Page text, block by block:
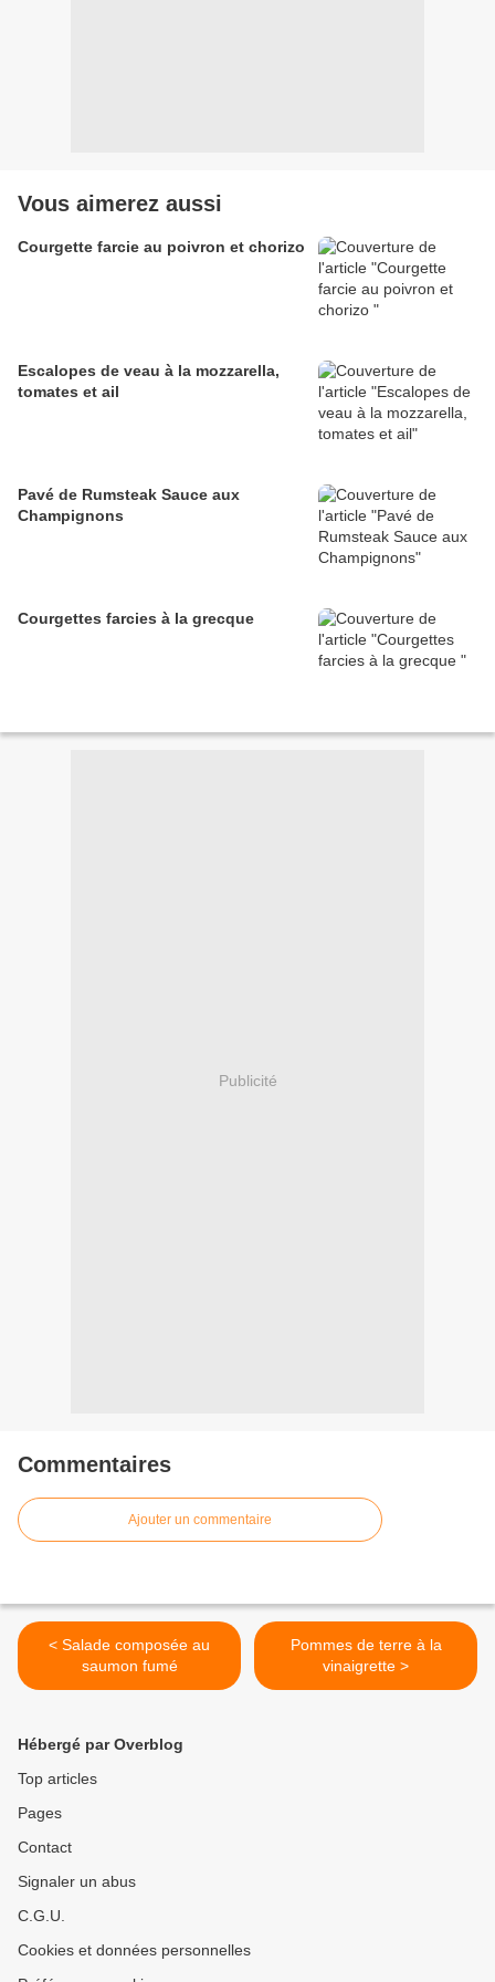
Vous aimerez aussi
Courgette farcie au poivron et chorizo
Escalopes de veau à la mozzarella,
tomates et ail
Pavé de Rumsteak Sauce aux
Champignons
Courgettes farcies à la grecque
Publicité
Commentaires
Ajouter un commentaire
< Salade composée au
saumon fumé
Pommes de terre à la
vinaigrette >
Hébergé par Overblog
Top articles
Pages
Contact
Signaler un abus
C.G.U.
Cookies et données personnelles